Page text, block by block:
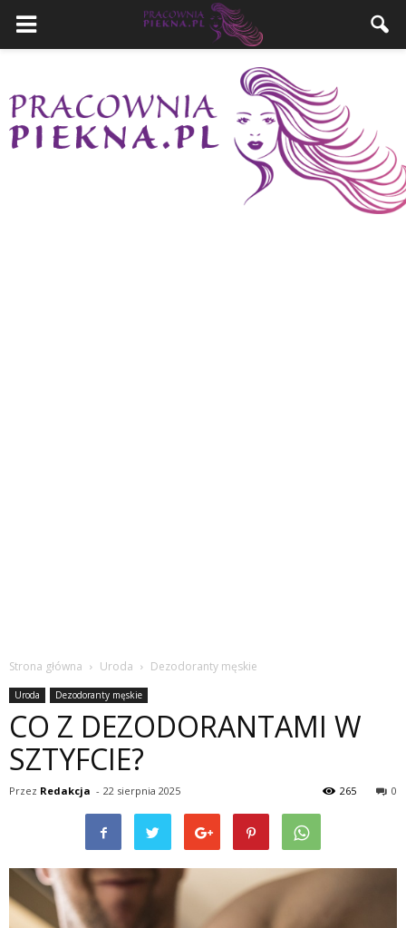
Strona główna Uroda Dezodoranty męskie
Uroda Dezodoranty męskie
CO Z DEZODORANTAMI W
SZTYFCIE?
Przez Redakcja - 22 sierpnia 2025 0
265